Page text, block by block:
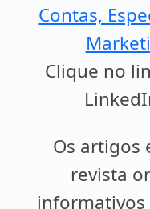
Contas,
Clique no
Os artigos
revista